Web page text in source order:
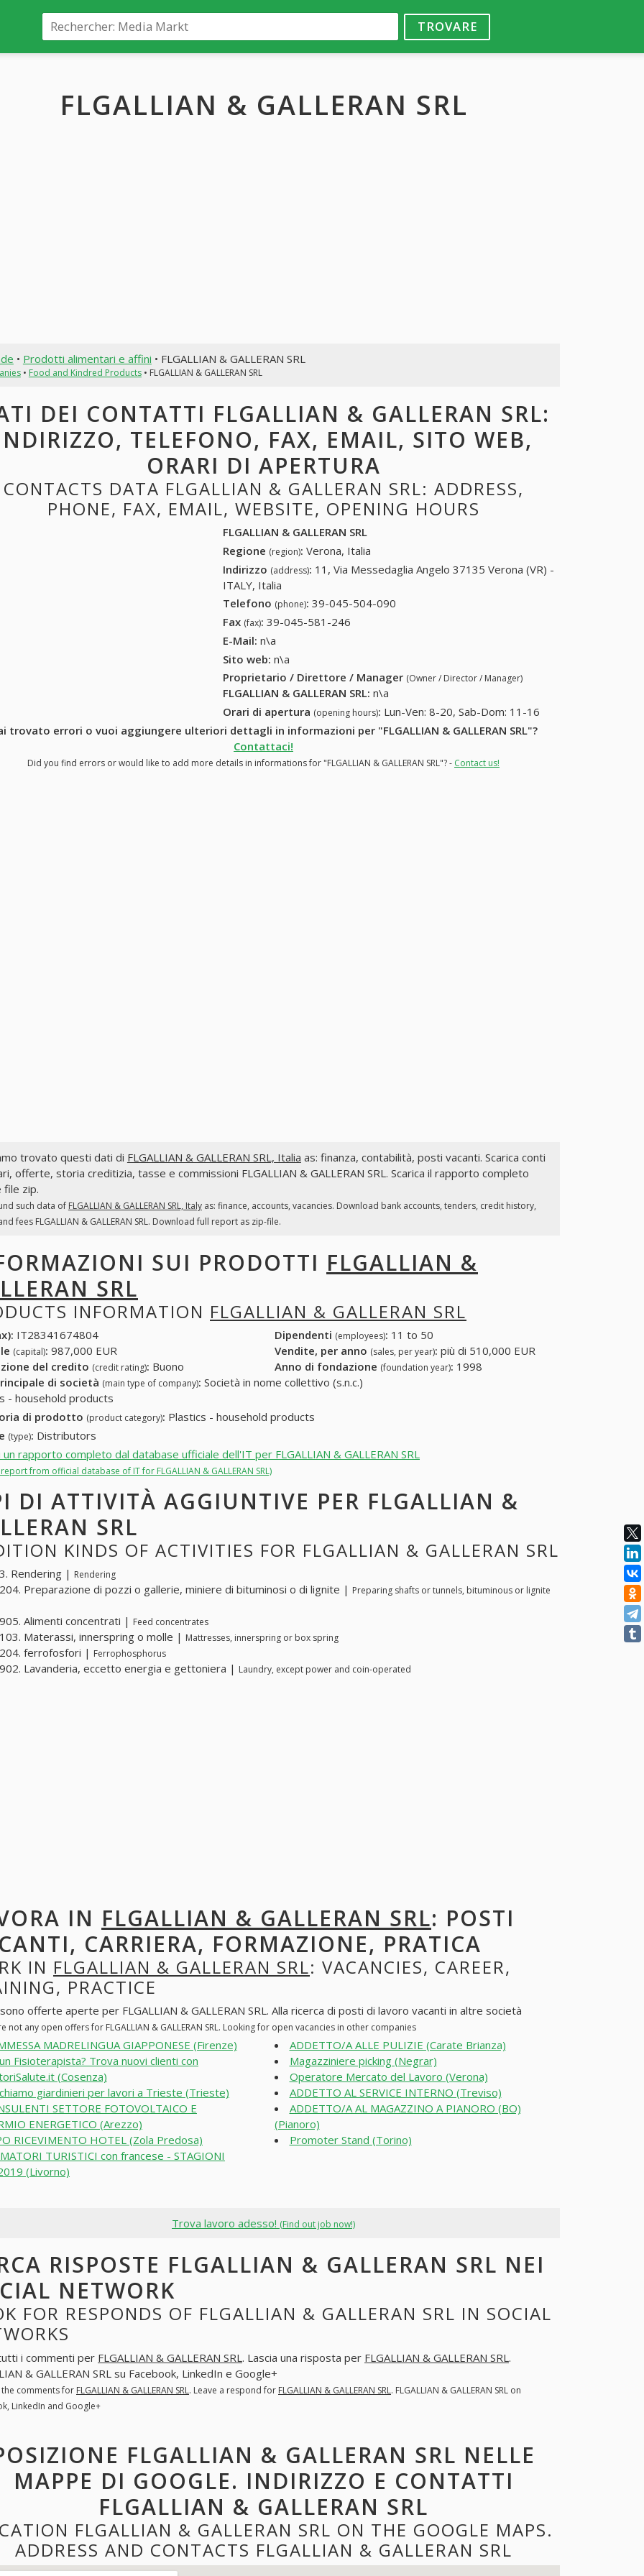
TROVARE
FLGALLIAN & GALLERAN SRL
• Prodotti alimentari e affini • FLGALLIAN & GALLERAN SRL
• Food and Kindred Products• FLGALLIAN & GALLERAN SRL
DEI CONTATTI FLGALLIAN & GALLERAN SRL:
TELEFONO, FAX, EMAIL, SITO WEB,
ORARI DI APERTURA
CONTACTS DATA FLGALLIAN & GALLERAN SRL: ADDRESS,
PHONE, FAX, EMAIL, WEBSITE, OPENING HOURS
FLGALLIAN & GALLERAN SRL
Regione (region): Verona, Italia
Indirizzo (address): 11, Via Messedaglia Angelo 37135 Verona (VR) -
ITALY, Italia
Telefono (phone): 39-045-504-090
Fax (fax): 39-045-581-246
E-Mail: n\a
Sito web: n\a
Proprietario / Direttore / Manager (Owner / Director / Manager)
FLGALLIAN & GALLERAN SRL: n\a
Orari di apertura (opening hours): Lun-Ven: 8-20, Sab-Dom: 11-16
trovato errori o vuoi aggiungere ulteriori dettagli in informazioni per "FLGALLIAN & GALLERAN SRL"?
Contattaci!
Did you find errors or would like to add more details in informations for "FLGALLIAN & GALLERAN SRL"? - Contact us!
trovato questi dati di FLGALLIAN & GALLERAN SRL, Italia as: finanza, contabilità, posti vacanti. Scarica conti
offerte, storia creditizia, tasse e commissioni FLGALLIAN & GALLERAN SRL. Scarica il rapporto completo
file zip.
such data of FLGALLIAN & GALLERAN SRL, Italyas: finance, accounts, vacancies. Download bank accounts, tenders, credit history,
fees FLGALLIAN & GALLERAN SRL. Download full report as zip-file.
SUI PRODOTTI FLGALLIAN &
SRL
INFORMATION FLGALLIAN & GALLERAN SRL
IT28341674804 Dipendenti (employees): 11 to 50
(capital): 987,000 EUR Vendite, per anno (sales, per year): più di 510,000 EUR
del credito (credit rating): Buono Anno di fondazione (foundation year): 1998
di società (main type of company): Società in nome collettivo (s.n.c.)
- household products
di prodotto (product category): Plastics - household products
(type): Distributors
rapporto completo dal database ufficiale dell'IT per FLGALLIAN & GALLERAN SRL
from official database of IT for FLGALLIAN & GALLERAN SRL)
DI ATTIVITÀ AGGIUNTIVE PER FLGALLIAN &
SRL
KINDS OF ACTIVITIES FOR FLGALLIAN & GALLERAN SRL
Rendering | Rendering
Preparazione di pozzi o gallerie, miniere di bituminosi o di lignite | Preparing shafts or tunnels, bituminous or lignite
Alimenti concentrati | Feed concentrates
Materassi, innerspring o molle | Mattresses, innerspring or box spring
ferrofosfori | Ferrophosphorus
Lavanderia, eccetto energia e gettoniera | Laundry, except power and coin-operated
IN FLGALLIAN & GALLERAN SRL: POSTI
CARRIERA, FORMAZIONE, PRATICA
IN FLGALLIAN & GALLERAN SRL: VACANCIES, CAREER,
PRACTICE
offerte aperte per FLGALLIAN & GALLERAN SRL. Alla ricerca di posti di lavoro vacanti in altre società
not any open offers for FLGALLIAN & GALLERAN SRL. Looking for open vacancies in other companies
MADRELINGUA GIAPPONESE (Firenze)
Fisioterapista? Trova nuovi clienti con
(Cosenza)
giardinieri per lavori a Trieste (Trieste)
SETTORE FOTOVOLTAICO E
ENERGETICO (Arezzo)
RICEVIMENTO HOTEL (Zola Predosa)
TURISTICI con francese - STAGIONI
(Livorno)
ADDETTO/A ALLE PULIZIE (Carate Brianza)
Magazziniere picking (Negrar)
Operatore Mercato del Lavoro (Verona)
ADDETTO AL SERVICE INTERNO (Treviso)
ADDETTO/A AL MAGAZZINO A PIANORO (BO)
(Pianoro)
Promoter Stand (Torino)
Trova lavoro adesso! (Find out job now!)
RISPOSTE FLGALLIAN & GALLERAN SRL NEI
NETWORK
FOR RESPONDS OF FLGALLIAN & GALLERAN SRL IN SOCIAL
i commenti per FLGALLIAN & GALLERAN SRL . Lascia una risposta per FLGALLIAN & GALLERAN SRL .
& GALLERAN SRL su Facebook, LinkedIn e Google+
the comments for FLGALLIAN & GALLERAN SRL. Leave a respond for FLGALLIAN & GALLERAN SRL. FLGALLIAN & GALLERAN SRL on
LinkedIn and Google+
FLGALLIAN & GALLERAN SRL NELLE
MAPPE DI GOOGLE. INDIRIZZO E CONTATTI
FLGALLIAN & GALLERAN SRL
FLGALLIAN & GALLERAN SRL ON THE GOOGLE MAPS.
ADDRESS AND CONTACTS FLGALLIAN & GALLERAN SRL